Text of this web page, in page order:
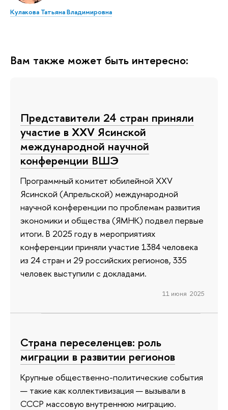
Кулакова Татьяна Владимировна
Вам также может быть интересно:
Представители 24 стран приняли
участие в XXV Ясинской
международной научной
конференции ВШЭ
Программный комитет юбилейной XXV
Ясинской (Апрельской) международной
научной конференции по проблемам развития
экономики и общества (ЯМНК) подвел первые
итоги. В 2025 году в мероприятиях
конференции приняли участие 1384 человека
из 24 стран и 29 российских регионов, 335
человек выступили с докладами.
11 июня 2025
Страна переселенцев: роль
миграции в развитии регионов
Крупные общественно-политические события
— такие как коллективизация — вызывали в
СССР массовую внутреннюю миграцию.